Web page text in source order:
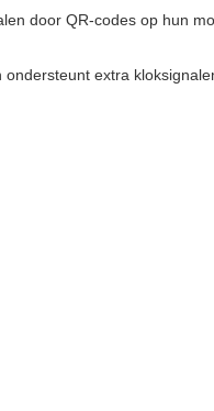
door QR-codes op hun
extra